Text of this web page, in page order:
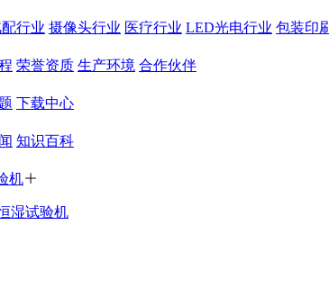
行业 摄像头行业 医疗行业 LED光电行业 包装印
荣誉资质 生产环境 合作伙伴
下载中心
知识百科
机
湿试验机